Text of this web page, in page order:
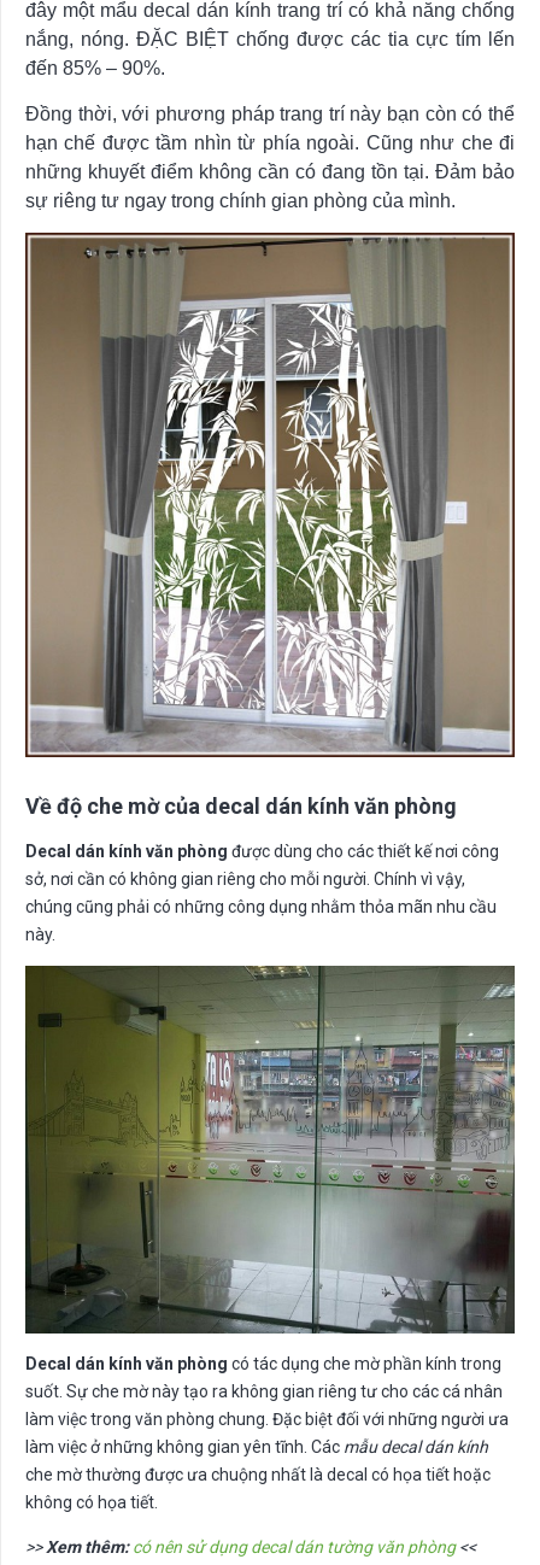
đây một mẩu decal dán kính trang trí có khả năng chống
nắng, nóng. ĐẶC BIỆT chống được các tia cực tím lến
đến 85% – 90%.
Đồng thời, với phương pháp trang trí này bạn còn có thể
hạn chế được tầm nhìn từ phía ngoài. Cũng như che đi
những khuyết điểm không cần có đang tồn tại. Đảm bảo
sự riêng tư ngay trong chính gian phòng của mình.
Về độ che mờ của decal dán kính văn phòng
Decal dán kính văn phòng được dùng cho các thiết kế nơi công
sở, nơi cần có không gian riêng cho mỗi người. Chính vì vậy,
chúng cũng phải có những công dụng nhằm thỏa mãn nhu cầu
này.
Decal dán kính văn phòng có tác dụng che mờ phần kính trong
suốt. Sự che mờ này tạo ra không gian riêng tư cho các cá nhân
làm việc trong văn phòng chung. Đặc biệt đối với những người ưa
làm việc ở những không gian yên tĩnh. Các mẫu decal dán kính
che mờ thường được ưa chuộng nhất là decal có họa tiết hoặc
không có họa tiết.
>>Xem thêm: có nên sử dụng decal dán tường văn phòng<<